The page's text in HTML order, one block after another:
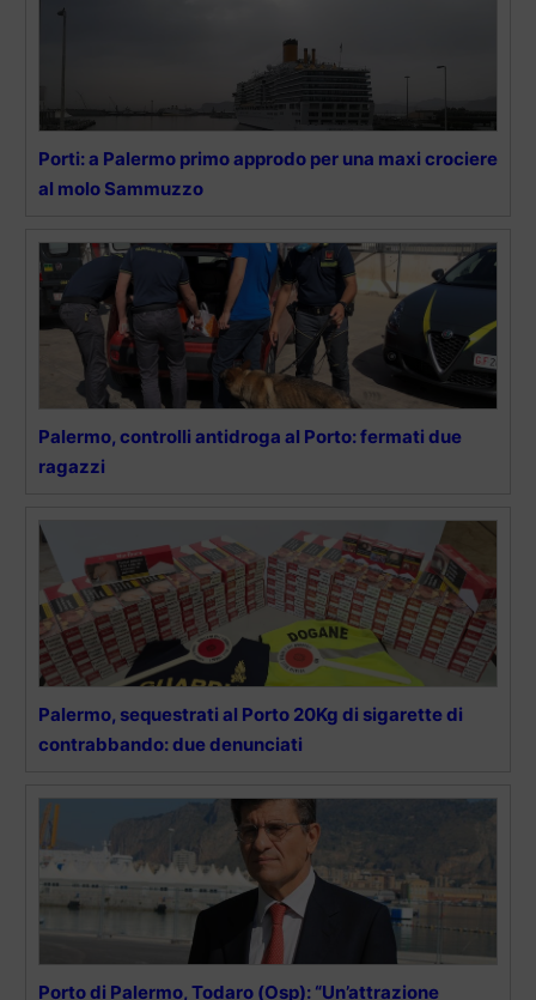
Porti: a Palermo primo approdo per una maxi crociere
al molo Sammuzzo
Palermo, controlli antidroga al Porto: fermati due
ragazzi
Palermo, sequestrati al Porto 20Kg di sigarette di
contrabbando: due denunciati
Porto di Palermo, Todaro (Osp): “Un’attrazione